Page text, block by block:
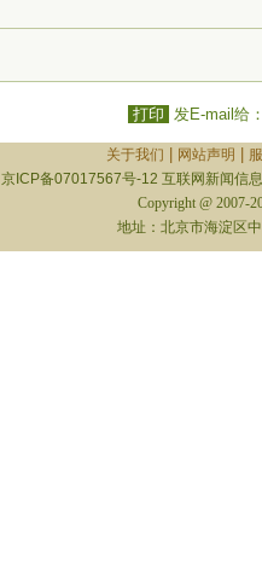
打印 发E-mail给
关于我们 网站声明
京ICP备07017567号-12 互联网新闻信
Copyright @ 2007-
地址：北京市海淀区